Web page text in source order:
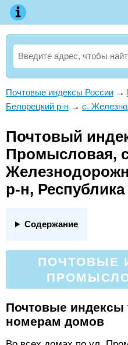
Почтовые индексы России →
Белорецкий р-н → с.
Почтовый
Промысловая,
р-н,
Содержание
ПОЧТОВЫЕ
Почтовые
номерам домов